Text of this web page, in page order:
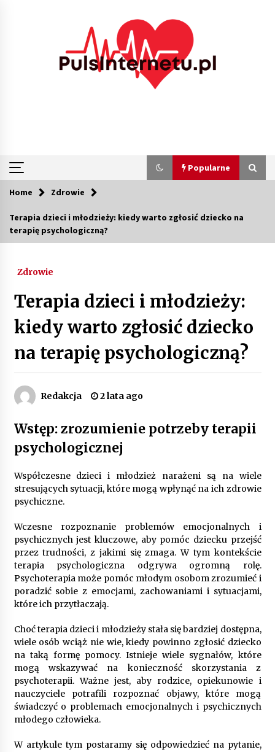
Popularne
Popularne
Kolejki i zadania w tle w laravel – jak
Poczucie bezpieczeństwa a jasne zasady pracy.
Psychologiczne korzyści z cyfryzacji kadr
Customizacja wnętrza samochodu: Jak
zamontować radio 2DIN i uchwyty na kubki
8 miesięcy ago
– nowoczesne rozwiązanie dla logistyki
9 miesięcy ago
skrawaniem – wpływ na żywotność narzędzi i
jakość detali
9 miesięcy ago
Automatyzacja zbierania informacji zwrotnych
– oszczędność czasu dzięki recom system
9 miesięcy ago
Startpolish w praktyce – jak szybko przyswajać
nowy język?
10 miesięcy ago
Zakopane: apartament z basenem dla
wymagających
10 miesięcy ago
Jak wybrać idealny stół do jadalni? poradnik
Home Zdrowie
Terapia dzieci i młodzieży: kiedy warto zgłosić dziecko na
terapię psychologiczną?
Zdrowie
Terapia dzieci i młodzieży:
kiedy warto zgłosić dziecko
na terapię psychologiczną?
Redakcja 2 lata ago
Wstęp: zrozumienie potrzeby terapii
psychologicznej
Współczesne dzieci i młodzież narażeni są na wiele
stresujących sytuacji, które mogą wpłynąć na ich zdrowie
psychiczne.
Wczesne rozpoznanie problemów emocjonalnych i
psychicznych jest kluczowe, aby pomóc dziecku przejść
przez trudności, z jakimi się zmaga. W tym kontekście
terapia psychologiczna odgrywa ogromną rolę.
Psychoterapia może pomóc młodym osobom zrozumieć i
poradzić sobie z emocjami, zachowaniami i sytuacjami,
które ich przytłaczają.
Choć terapia dzieci i młodzieży stała się bardziej dostępna,
wiele osób wciąż nie wie, kiedy powinno zgłosić dziecko
na taką formę pomocy. Istnieje wiele sygnałów, które
mogą wskazywać na konieczność skorzystania z
psychoterapii. Ważne jest, aby rodzice, opiekunowie i
nauczyciele potrafili rozpoznać objawy, które mogą
świadczyć o problemach emocjonalnych i psychicznych
młodego człowieka.
W artykule tym postaramy się odpowiedzieć na pytanie,